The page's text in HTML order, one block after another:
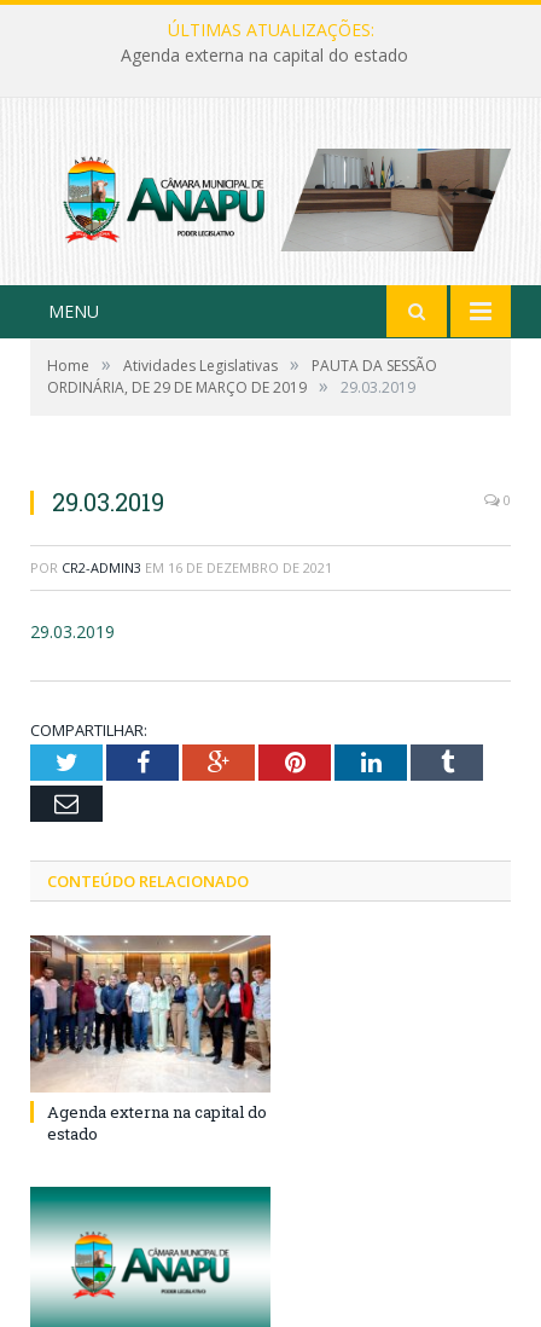
ÚLTIMAS ATUALIZAÇÕES:
Agenda externa na capital do estado
MENU
Home » Atividades Legislativas »
PAUTA DA SESSÃO
ORDINÁRIA, DE 29 DE MARÇO DE 2019 » 29.03.2019
29.03.2019 0
POR CR2-ADMIN3 EM 16 DE DEZEMBRO DE 2021
29.03.2019
COMPARTILHAR:
TwitterFacebookGoogle+PinterestLinkedInTumblr
Email
CONTEÚDO RELACIONADO
Agenda externa na capital do
estado